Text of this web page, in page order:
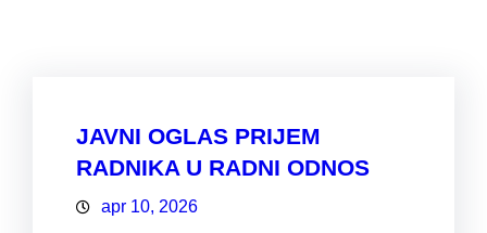
JAVNI OGLAS PRIJEM
RADNIKA U RADNI ODNOS
apr 10, 2026